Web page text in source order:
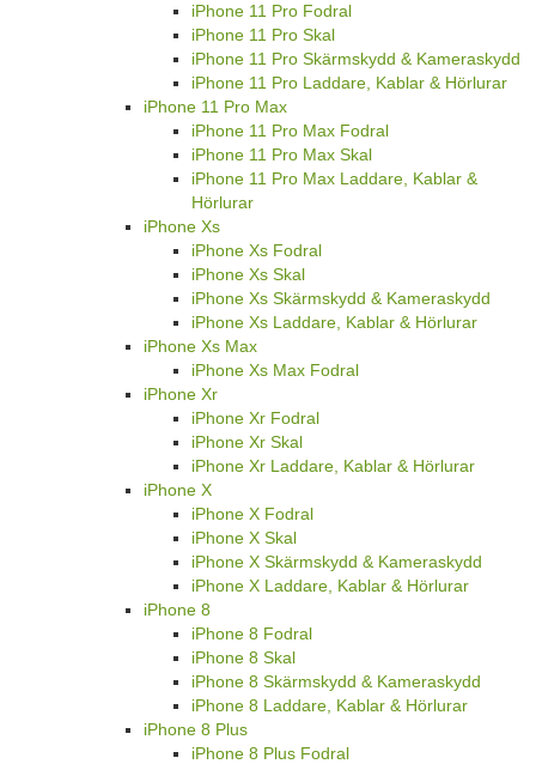
iPhone 11 Pro Fodral
iPhone 11 Pro Skal
iPhone 11 Pro Skärmskydd & Kameraskydd
iPhone 11 Pro Laddare, Kablar & Hörlurar
iPhone 11 Pro Max
iPhone 11 Pro Max Fodral
iPhone 11 Pro Max Skal
iPhone 11 Pro Max Laddare, Kablar &
Hörlurar
iPhone Xs
iPhone Xs Fodral
iPhone Xs Skal
iPhone Xs Skärmskydd & Kameraskydd
iPhone Xs Laddare, Kablar & Hörlurar
iPhone Xs Max
iPhone Xs Max Fodral
iPhone Xr
iPhone Xr Fodral
iPhone Xr Skal
iPhone Xr Laddare, Kablar & Hörlurar
iPhone X
iPhone X Fodral
iPhone X Skal
iPhone X Skärmskydd & Kameraskydd
iPhone X Laddare, Kablar & Hörlurar
iPhone 8
iPhone 8 Fodral
iPhone 8 Skal
iPhone 8 Skärmskydd & Kameraskydd
iPhone 8 Laddare, Kablar & Hörlurar
iPhone 8 Plus
iPhone 8 Plus Fodral